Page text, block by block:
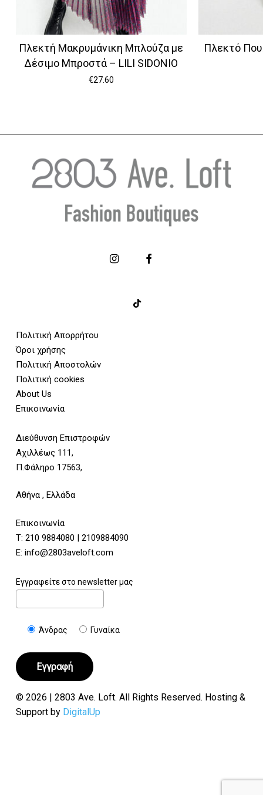
Πλεκτή Μακρυμάνικη Μπλούζα με
Δέσιμο Μπροστά – LILI SIDONIO
€27.60
Πλεκτό
Πολιτική Απορρήτου
Όροι χρήσης
Πολιτική Αποστολών
Πολιτική cookies
About Us
Επικοινωνία
Διεύθυνση Επιστροφών
Αχιλλέως 111,
Π.Φάληρο 17563,
Αθήνα , Ελλάδα
Επικοινωνία
Τ: 210 9884080 | 2109884090
E: info@2803aveloft.com
Εγγραφείτε στο newsletter μας
Άνδρας Γυναίκα
© 2026 | 2803 Ave. Loft. All Rights Reserved. Hosting &
Support by DigitalUp